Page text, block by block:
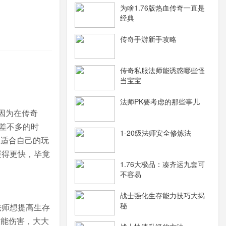
为在传奇
不多的时
合自己的玩
更快，毕竟
想提高生存
伤害，大大
为啥1.76版热血传奇一直是
经典
传奇手游新手攻略
传奇私服法师能诱惑哪些怪
当宝宝
法师PK要考虑的那些事儿
1-20级法师安全修炼法
1.76大极品：凑齐运九套可
不容易
战士强化生存能力技巧大揭
秘